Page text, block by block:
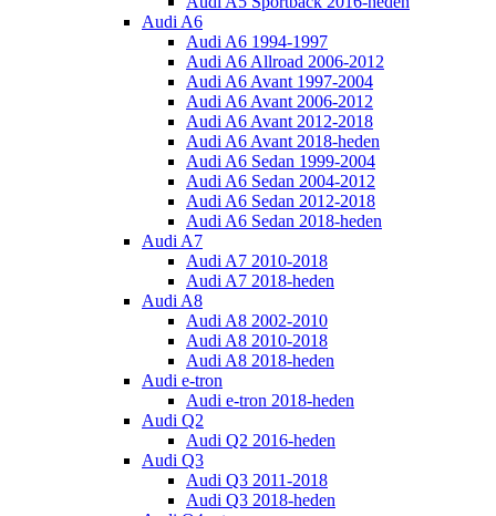
Audi A6
Audi A6 1994-1997
Audi A6 Allroad 2006-2012
Audi A6 Avant 1997-2004
Audi A6 Avant 2006-2012
Audi A6 Avant 2012-2018
Audi A6 Avant 2018-heden
Audi A6 Sedan 1999-2004
Audi A6 Sedan 2004-2012
Audi A6 Sedan 2012-2018
Audi A6 Sedan 2018-heden
Audi A7
Audi A7 2010-2018
Audi A7 2018-heden
Audi A8
Audi A8 2002-2010
Audi A8 2010-2018
Audi A8 2018-heden
Audi e-tron
Audi e-tron 2018-heden
Audi Q2
Audi Q2 2016-heden
Audi Q3
Audi Q3 2011-2018
Audi Q3 2018-heden